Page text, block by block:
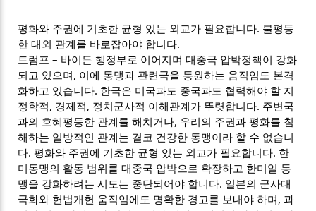
평화와 주권에 기초한 균형 있는 외교가 필요합니다. 불평등
한 대외 관계를 바로잡아야 합니다.
트럼프 – 바이든 행정부로 이어지며 대중국 압박정책이 강화
되고 있으며, 이에 동맹과 관련국을 동원하는 움직임도 본격
화하고 있습니다. 한국은 미국과도 중국과도 협력해야 할 지
정학적, 경제적, 정치군사적 이해관계가 뚜렷합니다. 주변국
과의 호혜평등한 관계를 해치거나, 우리의 주권과 평화를 침
해하는 일방적인 관계는 결코 건강한 동맹이라 할 수 없습니
다. 평화와 주권에 기초한 균형 있는 외교가 필요합니다. 한
미동맹의 활동 범위를 대중국 압박으로 확장하고 한미일 동
맹을 강화하려는 시도는 중단되어야 합니다. 일본의 군사대
국화와 헌법개헌 움직임에도 명확한 경고를 보내야 하며, 과